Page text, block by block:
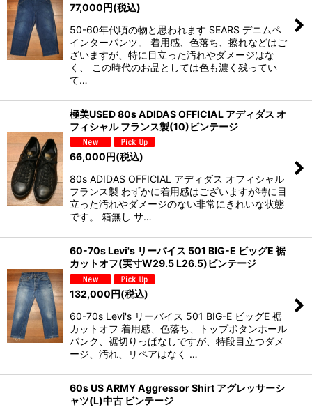
77,000円(税込)
50-60年代頃の物と思われます SEARS デニムペ
インターパンツ。 着用感、色落ち、擦れなどはご
ざいますが、特に目立った汚れやダメージはな
く、 この時代のお品としては色も濃く残ってい
て…
極美USED 80s ADIDAS OFFICIAL アディダス オ
フィシャル フランス製(10)ビンテージ
66,000円(税込)
80s ADIDAS OFFICIAL アディダス オフィシャル
フランス製 わずかに着用感はございますが特に目
立った汚れやダメージのない非常にきれいな状態
です。 箱無し サ…
60-70s Levi's リーバイス 501 BIG-E ビッグE 裾
カットオフ(実寸W29.5 L26.5)ビンテージ
132,000円(税込)
60-70s Levi's リーバイス 501 BIG-E ビッグE 裾
カットオフ 着用感、色落ち、トップボタンホール
パンク、裾切りっぱなしですが、特段目立つダメ
ージ、汚れ、リペアはなく …
60s US ARMY Aggressor Shirt アグレッサーシ
ャツ(L)中古 ビンテージ